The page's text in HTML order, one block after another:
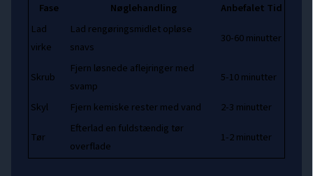
Fase Nøglehandling
Anbefalet Tid
Lad
virke
Lad rengøringsmidlet opløse
snavs
30-60 minutter
Skrub
Fjern løsnede aflejringer med
svamp
5-10 minutter
Skyl Fjern kemiske rester med vand 2-3 minutter
Tør
Efterlad en fuldstændig tør
overflade
1-2 minutter